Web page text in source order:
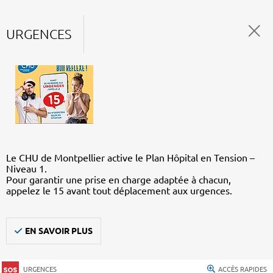
URGENCES
Le CHU de Montpellier active le Plan Hôpital en Tension –
Niveau 1.
Pour garantir une prise en charge adaptée à chacun,
appelez le 15 avant tout déplacement aux urgences.
EN SAVOIR PLUS
URGENCES ACCÈS RAPIDES